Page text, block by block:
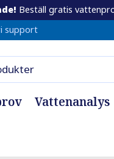
Beställ gratis
support
Vattenanalys